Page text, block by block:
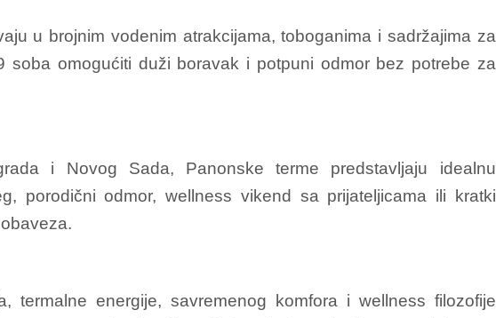
u brojnim vodenim atrakcijama, toboganima i sadržajima za
soba omogućiti duži boravak i potpuni odmor bez potrebe za
i Novog Sada, Panonske terme predstavljaju idealnu
porodični odmor, wellness vikend sa prijateljicama ili kratki
termalne energije, savremenog komfora i wellness filozofije